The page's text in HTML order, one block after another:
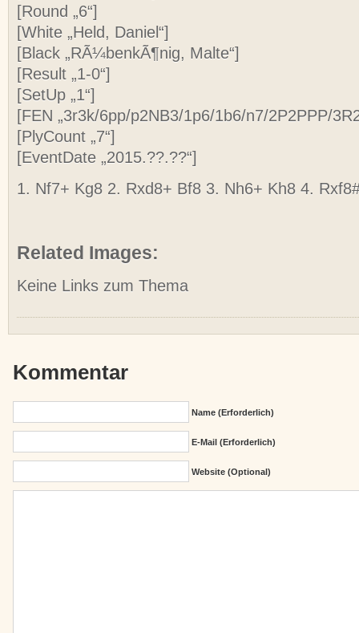
[Round „6“]
[White „Held, Daniel“]
[Black „RÃ¼benkÃ¶nig, Malte“]
[Result „1-0“]
[SetUp „1“]
[FEN „3r3k/6pp/p2NB3/1p6/1b6/n7/2P2PPP/
[PlyCount „7“]
[EventDate „2015.??.??“]
1. Nf7+ Kg8 2. Rxd8+ Bf8 3. Nh6+ Kh8 4.
Related Images:
Keine Links zum Thema
Kommentar
Name (erforderlich)
E-Mail (erforderlich)
Website (Optional)